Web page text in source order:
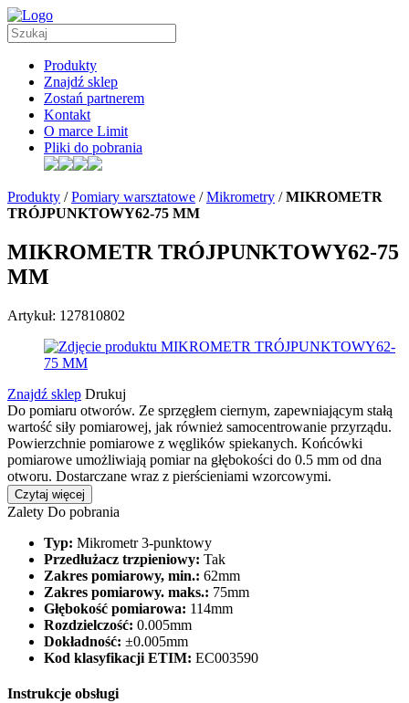
Produkty
Znajdź sklep
Zostań partnerem
Kontakt
O marce Limit
Pliki do pobrania
Produkty /Pomiary warsztatowe /Mikrometry /MIKROMETR
TRÓJPUNKTOWY62-75 MM
MIKROMETR TRÓJPUNKTOWY62-75
MM
Artykuł: 127810802
Znajdź sklep Drukuj
Do pomiaru otworów. Ze sprzęgłem ciernym, zapewniającym stałą
wartość siły pomiarowej, jak również samocentrowanie przyrządu.
Powierzchnie pomiarowe z węglików spiekanych. Końcówki
pomiarowe umożliwiają pomiar na głębokości do 0.5 mm od dna
otworu. Dostarczane wraz z pierścieniami wzorcowymi.
Czytaj więcej
Zalety Do pobrania
Typ: Mikrometr 3-punktowy
Przedłużacz trzpieniowy: Tak
Zakres pomiarowy, min.: 62mm
Zakres pomiarowy. maks.: 75mm
Głębokość pomiarowa: 114mm
Rozdzielczość: 0.005mm
Dokładność: ±0.005mm
Kod klasyfikacji ETIM: EC003590
Instrukcje obsługi